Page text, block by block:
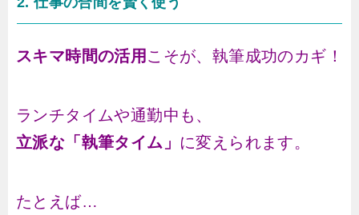
スキマ時間の活用 こそが、執筆成功のカギ！
ランチタイムや通勤中も、
立派な「執筆タイム」 に変えられます。
たとえば…